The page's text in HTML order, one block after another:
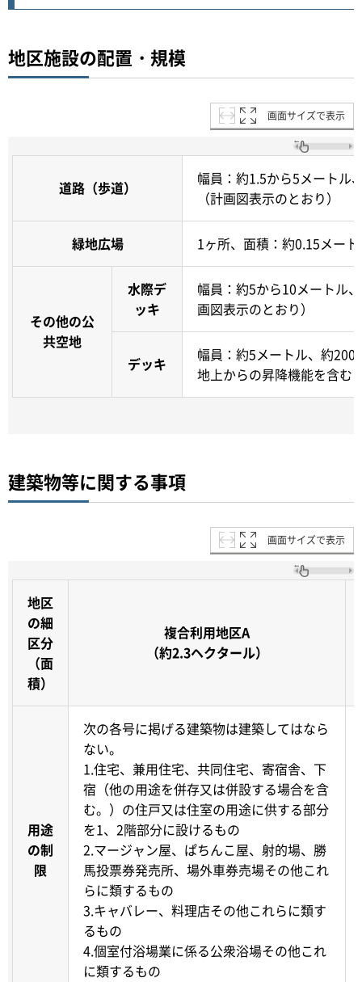
地区施設の配置・規模
画面サイズで表示
道路（歩道）
幅員：約1.5から5メートル
（計画図表示のとおり）
緑地広場 1ヶ所、面積：約0.15メー
その他の公
共空地
水際デ
ッキ
幅員：約5から10メートル
画図表示のとおり）
デッキ
幅員：約5メートル、約200
地上からの昇降機能を含む
建築物等に関する事項
画面サイズで表示
地区
の細
区分
（面
積）
複合利用地区A
（約2.3ヘクタール）
用途
の制
限
次の各号に掲げる建築物は建築してはなら
ない。
1.住宅、兼用住宅、共同住宅、寄宿舎、下
宿（他の用途を併存又は併設する場合を含
む。）の住戸又は住室の用途に供する部分
を1、2階部分に設けるもの
2.マージャン屋、ぱちんこ屋、射的場、勝
馬投票券発売所、場外車券売場その他これ
らに類するもの
3.キャバレー、料理店その他これらに類す
るもの
4.個室付浴場業に係る公衆浴場その他これ
に類するもの